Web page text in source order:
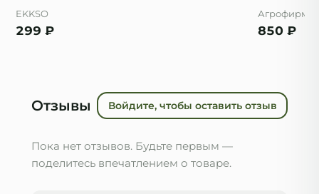
EKKSO
299 ₽
Агрофирма
850 ₽
Отзывы Войдите, чтобы оставить отзыв
Пока нет отзывов. Будьте первым —
поделитесь впечатлением о товаре.